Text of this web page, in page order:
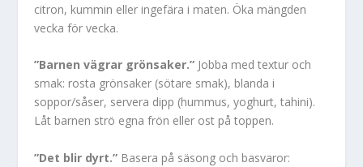
citron, kummin eller ingefära i maten. Öka mängden
vecka för vecka.
”Barnen vägrar grönsaker.” Jobba med textur och
smak: rosta grönsaker (sötare smak), blanda i
soppor/såser, servera dipp (hummus, yoghurt, tahini).
Låt barnen strö egna frön eller ost på toppen.
”Det blir dyrt.” Basera på säsong och basvaror: